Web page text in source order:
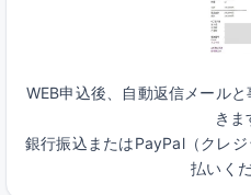
WEB申込後、自動返信メール
きま
銀行振込またはPayPal（クレ
払いく